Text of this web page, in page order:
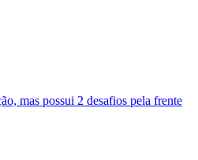
mas possui 2 desafios pela frente